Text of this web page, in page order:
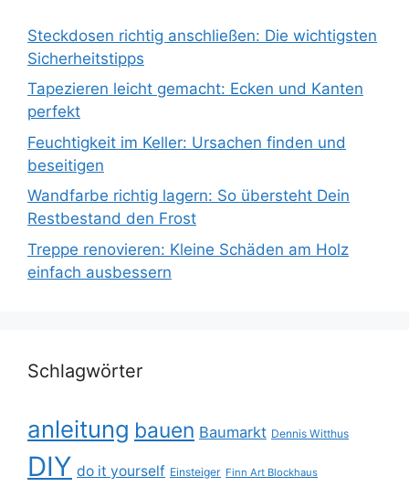
Steckdosen richtig anschließen: Die wichtigsten
Sicherheitstipps
Tapezieren leicht gemacht: Ecken und Kanten
perfekt
Feuchtigkeit im Keller: Ursachen finden und
beseitigen
Wandfarbe richtig lagern: So übersteht Dein
Restbestand den Frost
Treppe renovieren: Kleine Schäden am Holz
einfach ausbessern
Schlagwörter
anleitung bauen Baumarkt Dennis Witthus
DIY do it yourself Einsteiger Finn Art Blockhaus